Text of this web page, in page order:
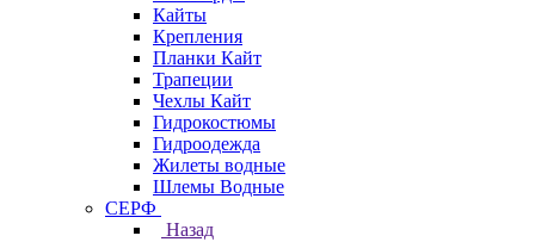
Кайты
Крепления
Планки Кайт
Трапеции
Чехлы Кайт
Гидрокостюмы
Гидроодежда
Жилеты водные
Шлемы Водные
СЕРФ
Назад